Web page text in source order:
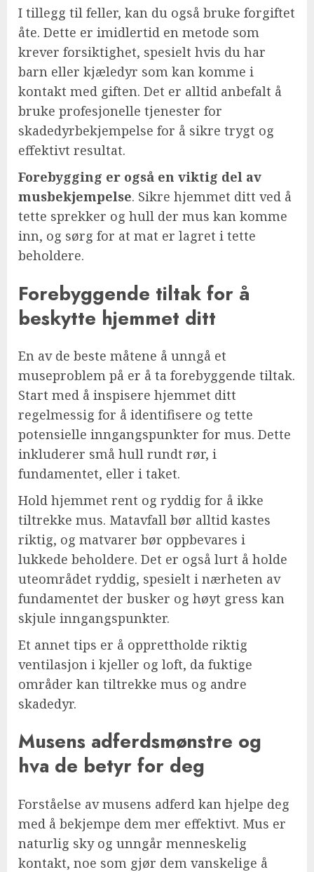
I tillegg til feller, kan du også bruke forgiftet
åte. Dette er imidlertid en metode som
krever forsiktighet, spesielt hvis du har
barn eller kjæledyr som kan komme i
kontakt med giften. Det er alltid anbefalt å
bruke profesjonelle tjenester for
skadedyrbekjempelse for å sikre trygt og
effektivt resultat.
Forebygging er også en viktig del av
musbekjempelse. Sikre hjemmet ditt ved å
tette sprekker og hull der mus kan komme
inn, og sørg for at mat er lagret i tette
beholdere.
Forebyggende tiltak for å
beskytte hjemmet ditt
En av de beste måtene å unngå et
museproblem på er å ta forebyggende tiltak.
Start med å inspisere hjemmet ditt
regelmessig for å identifisere og tette
potensielle inngangspunkter for mus. Dette
inkluderer små hull rundt rør, i
fundamentet, eller i taket.
Hold hjemmet rent og ryddig for å ikke
tiltrekke mus. Matavfall bør alltid kastes
riktig, og matvarer bør oppbevares i
lukkede beholdere. Det er også lurt å holde
uteområdet ryddig, spesielt i nærheten av
fundamentet der busker og høyt gress kan
skjule inngangspunkter.
Et annet tips er å opprettholde riktig
ventilasjon i kjeller og loft, da fuktige
områder kan tiltrekke mus og andre
skadedyr.
Musens adferdsmønstre og
hva de betyr for deg
Forståelse av musens adferd kan hjelpe deg
med å bekjempe dem mer effektivt. Mus er
naturlig sky og unngår menneskelig
kontakt, noe som gjør dem vanskelige å